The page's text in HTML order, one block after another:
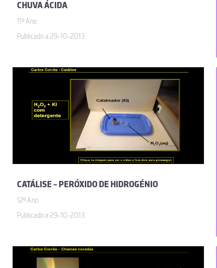
CHUVA ÁCIDA
11º Ano
Publicado a 29-10-2013
CATÁLISE - PERÓXIDO DE HIDROGÉNIO
12º Ano
Publicado a 29-10-2013